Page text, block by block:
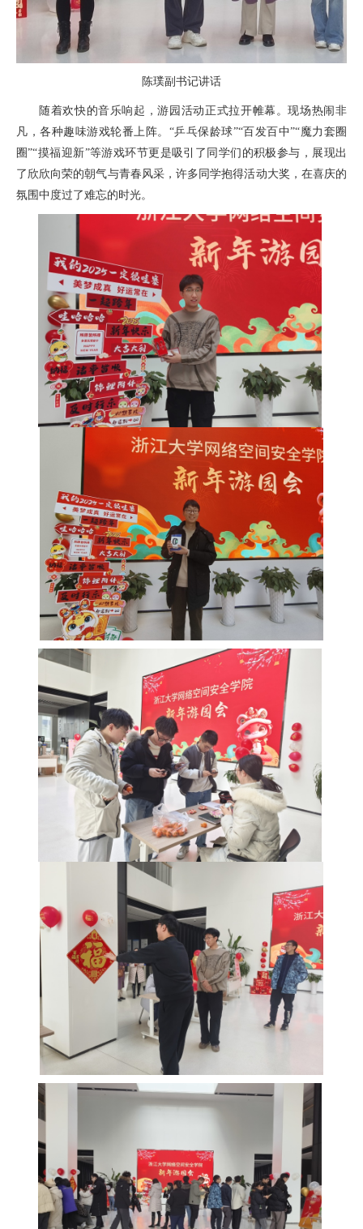
陈璞副书记讲话
随着欢快的音乐响起，游园活动正式拉开帷幕。现场热闹非
凡，各种趣味游戏轮番上阵。“乒乓保龄球”“百发百中”“魔力套圈
圈”“摸福迎新”等游戏环节更是吸引了同学们的积极参与，展现出
了欣欣向荣的朝气与青春风采，许多同学抱得活动大奖，在喜庆的
氛围中度过了难忘的时光。